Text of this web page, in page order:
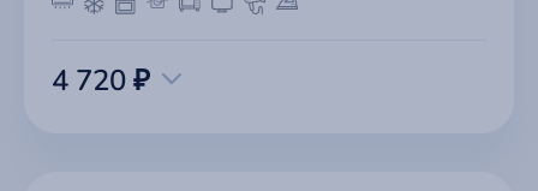
4 720 ₽